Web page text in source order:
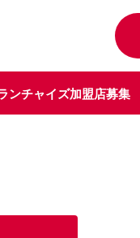
ンチャイズ加盟店募集